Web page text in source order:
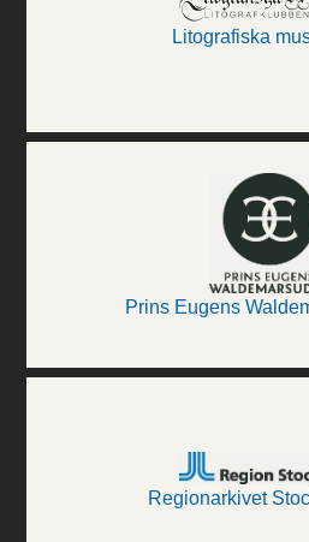
Litografiska
Prins Eugens
Regionarkivet